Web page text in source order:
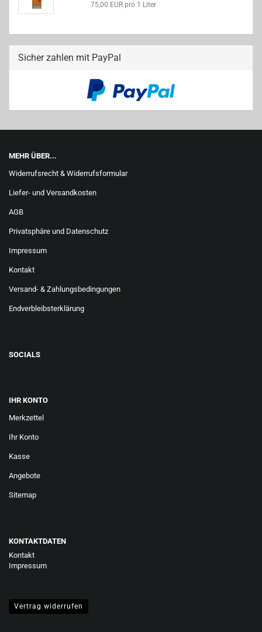
75,00 EUR pro 1 Liter
Sicher zahlen mit PayPal
MEHR ÜBER...
Widerrufsrecht & Widerrufsformular
Liefer- und Versandkosten
AGB
Privatsphäre und Datenschutz
Impressum
Kontakt
Versand- & Zahlungsbedingungen
Endverbleibsterklärung
SOCIALS
IHR KONTO
Merkzettel
Ihr Konto
Kasse
Angebote
Sitemap
KONTAKTDATEN
Kontakt
Impressum
Vertrag widerrufen